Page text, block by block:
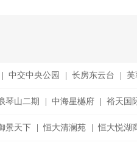
中交中央公园 长房东云台 芙
琴山二期 中海星樾府 裕天国
景天下 恒大清澜苑 恒大悦湖